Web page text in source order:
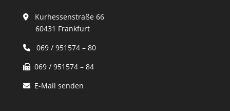
Kurhessenstraße 66
60431 Frankfurt
069 / 951574 – 80
069 / 951574 – 84
E-Mail senden